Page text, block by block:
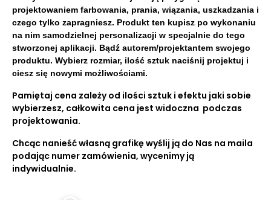
projektowaniem farbowania, prania, wiązania, uszkadzania i
czego tylko zapragniesz. Produkt ten kupisz po wykonaniu
na nim samodzielnej personalizacji w specjalnie do tego
stworzonej aplikacji. Bądź autorem/projektantem swojego
produktu. Wybierz rozmiar, ilość sztuk naciśnij projektuj i
ciesz się nowymi możliwościami.
Pamiętaj cena zależy od ilości sztuk i efektu jaki sobie
wybierzesz, całkowita cena jest widoczna podczas
projektowania.
Chcąc nanieść własną grafikę wyślij ją do Nas na maila
podając numer zamówienia, wycenimy ją
indywidualnie.